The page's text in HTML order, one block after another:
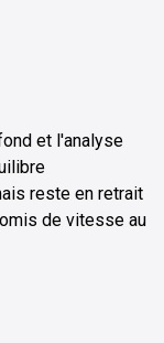
et l'analyse
reste en retrait
de vitesse au